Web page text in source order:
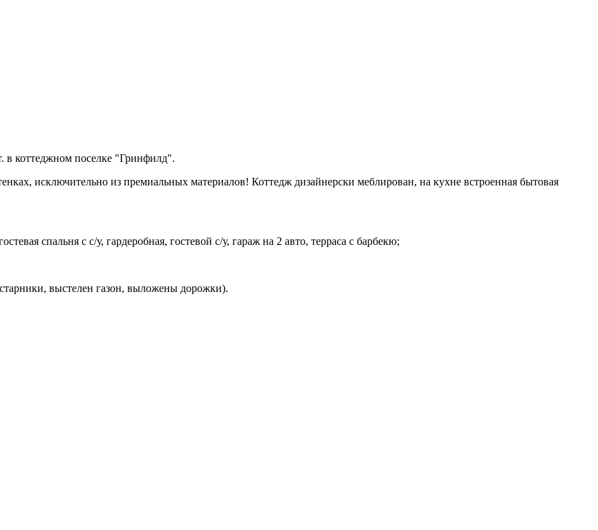
в коттеджном поселке "Гринфилд".
исключительно из премиальных материалов! Коттедж дизайнерски меблирован, на кухне встроенная бытовая
спальня с с/у, гардеробная, гостевой с/у, гараж на 2 авто, терраса с барбекю;
выстелен газон, выложены дорожки).